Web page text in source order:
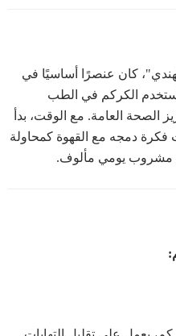
كان عنصرًا أساسيًا في
الكركم في الطب
الصحة العامة. مع الوقت، بدأ
دمجه مع القهوة كمحاولة
مشروب يومي مألوف.